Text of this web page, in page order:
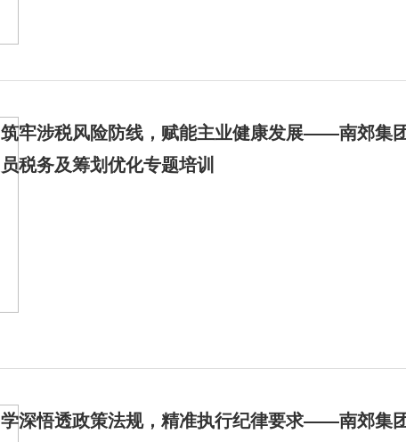
筑牢涉税风险防线，赋能主业健康发展——南郊集
员税务及筹划优化专题培训
学深悟透政策法规，精准执行纪律要求——南郊集